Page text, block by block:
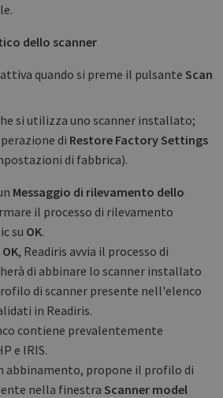
dello scanner
quando si preme il pulsante Scan
si utilizza uno scanner installato;
di Restore Factory Settings
di fabbrica).
Messaggio di rilevamento dello
il processo di rilevamento
su OK.
OK, Readiris avvia il processo di
di abbinare lo scanner installato
di scanner presente nell'elenco
in Readiris.
contiene prevalentemente
e IRIS.
abbinamento, propone il profilo di
nella finestra Scanner model